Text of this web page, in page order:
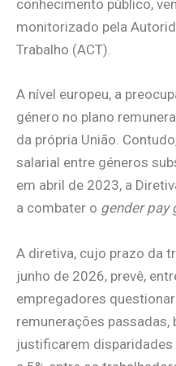
conhecimento público,
monitorizado pela
Trabalho (ACT).
A nível europeu, a
género no plano
da própria União.
salarial entre géneros
em abril de 2023, a
a combater o gender pay
A diretiva, cujo prazo da
junho de 2026, prevê,
empregadores
remunerações
justificarem